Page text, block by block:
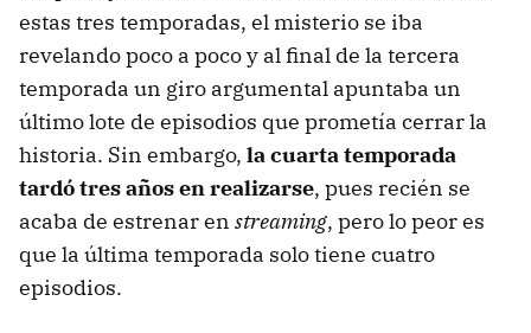
estas tres temporadas, el misterio se iba
revelando poco a poco y al final de la tercera
temporada un giro argumental apuntaba un
último lote de episodios que prometía cerrar la
historia. Sin embargo, la cuarta temporada
tardó tres años en realizarse, pues recién se
acaba de estrenar en streaming, pero lo peor es
que la última temporada solo tiene cuatro
episodios.